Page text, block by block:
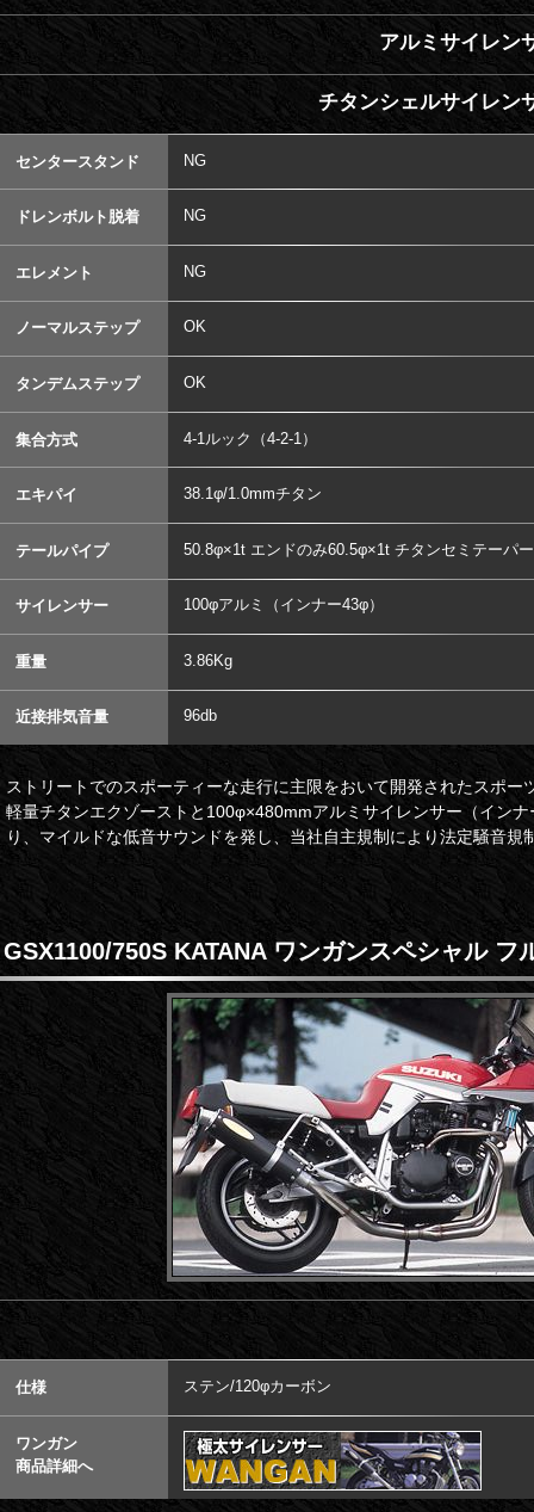
アルミサイレン
チタンシェルサイレン
センタースタンド NG
ドレンボルト脱着 NG
エレメント NG
ノーマルステップ OK
タンデムステップ OK
集合方式 4-1ルック（4-2-1）
エキパイ 38.1φ/1.0mmチタン
テールパイプ 50.8φ×1t エンドのみ60.5φ×1t チタンセミテーパー
サイレンサー 100φアルミ（インナー43φ）
重量 3.86Kg
近接排気音量 96db
ストリートでのスポーティーな走行に主限をおいて開発されたスポー
軽量チタンエクゾーストと100φ×480mmアルミサイレンサー（イン
り、マイルドな低音サウンドを発し、当社自主規制により法定騒音規
GSX1100/750S KATANA ワンガンスペシャル フ
仕様 ステン/120φカーボン
ワンガン
商品詳細へ